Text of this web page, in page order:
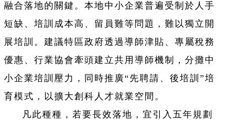
融合落地的關鍵。本地中小企業普遍受制於人手
短缺、培訓成本高、留員難等問題，難以獨立開
展培訓。建議特區政府透過導師津貼、專屬稅務
優惠、行業協會牽頭建立共用導師機制，分攤中
小企業培訓壓力，同時推廣“先聘請、後培訓”培
育模式，以擴大創科人才就業空間。
凡此種種，若要長效落地，宜引入五年規劃